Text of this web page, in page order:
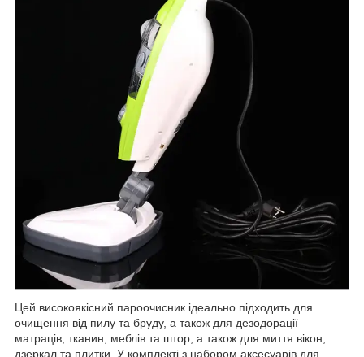
Цей високоякісний пароочисник ідеально підходить для
очищення від пилу та бруду, а також для дезодорації
матраців, тканин, меблів та штор, а також для миття вікон,
дзеркал та плитки. У комплекті з набором аксесуарів для